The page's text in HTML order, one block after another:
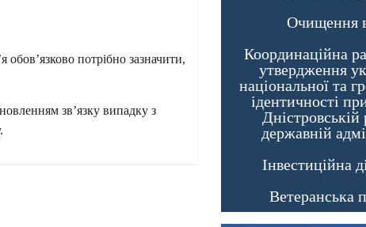
потрібно зазначити,
зв’язку випадку з
Очищення
Координаційна
утвердження
національної та
ідентичності
Дністровській
державній
Інвестиційна
Ветеранська